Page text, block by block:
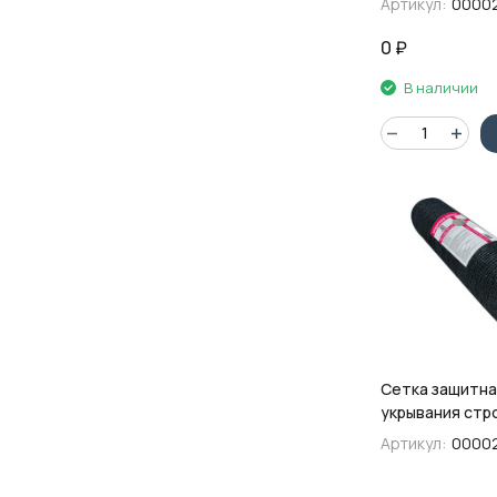
плотность 55г/
0 ₽
В наличии
Сетка
укрывания
лесов XGlass,
плотность 35г/
Артикул: